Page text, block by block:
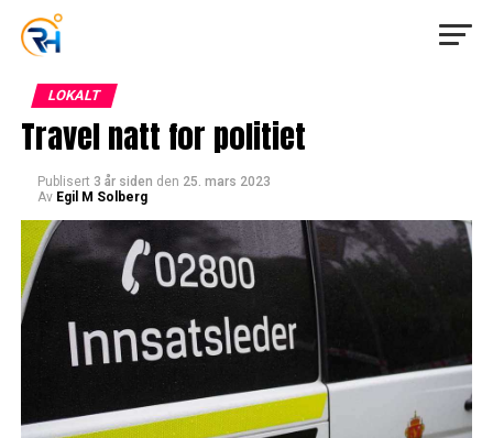
LOKALT
Travel natt for politiet
Publisert 3 år siden den 25. mars 2023
Av Egil M Solberg